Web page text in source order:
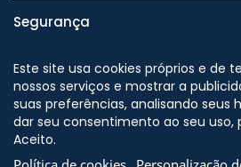
Segurança
Este site usa cookies próprios e de
nossos serviços e mostrar a
suas preferências, analisando seus
dar seu consentimento ao seu uso,
Aceito.
Nos siga no